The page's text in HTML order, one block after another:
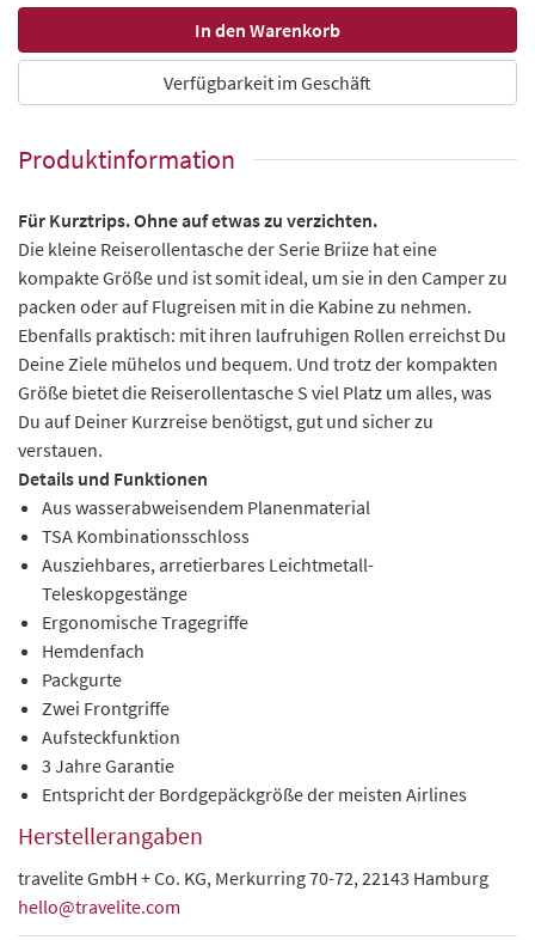
Verfügbarkeit im Geschäft
Produktinformation
Für Kurztrips. Ohne auf etwas zu verzichten.
Die kleine Reiserollentasche der Serie Briize hat eine
kompakte Größe und ist somit ideal, um sie in den Camper zu
packen oder auf Flugreisen mit in die Kabine zu nehmen.
Ebenfalls praktisch: mit ihren laufruhigen Rollen erreichst Du
Deine Ziele mühelos und bequem. Und trotz der kompakten
Größe bietet die Reiserollentasche S viel Platz um alles, was
Du auf Deiner Kurzreise benötigst, gut und sicher zu
verstauen.
Details und Funktionen
Aus wasserabweisendem Planenmaterial
TSA Kombinationsschloss
Ausziehbares, arretierbares Leichtmetall-
Teleskopgestänge
Ergonomische Tragegriffe
Hemdenfach
Packgurte
Zwei Frontgriffe
Aufsteckfunktion
3 Jahre Garantie
Entspricht der Bordgepäckgröße der meisten Airlines
Herstellerangaben
travelite GmbH + Co. KG, Merkurring 70-72, 22143 Hamburg
hello@travelite.com